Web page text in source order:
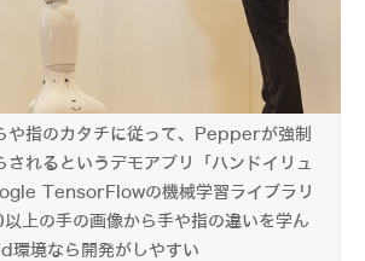
や指のカタチに従って、Pepperが強制
されるというデモアプリ「ハンドイリュ
TensorFlowの機械学習ライブラリ
上の手の画像から手や指の違いを学ん
境なら開発がしやすい